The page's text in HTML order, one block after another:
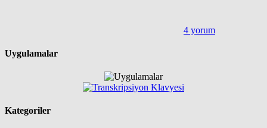
4 yorum
Uygulamalar
Kategoriler